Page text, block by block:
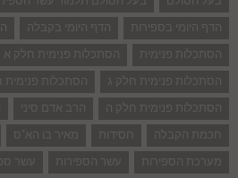
הדף היומי בספירות
הדף היומי בקבלה
הסתכלות פנימית
הסתכלות פנימית חלק א
הסתכלות פנימית חלק ג
הסתכלות פנימית
הסתכלות פנימית חלק ה
הרב אדם סיני
חכמת הקבלה
חסידות מאיר בו הא"ס
מערכת הספירות
עשר הספירות עשר